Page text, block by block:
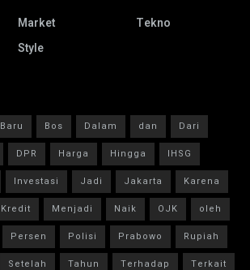
Market
Style
Tekno
Baru Bos Dalam dan
Dari
DPR Harga Hingga
IHSG
Investasi Jadi Jakarta
Karena
Kredit Menjadi Naik OJK
oleh
Persen Polisi Prabowo
Rupiah
Setelah Tahun Terhadap Terkait